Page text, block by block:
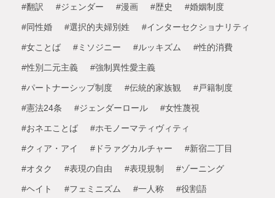
#翻訳 #ジェンダー #漫画 #歴史 #婚姻制度
#同性婚 #選択的夫婦別姓 #インターセクショナリティ
#女ことば #ミソジニー #ルッキズム #性的消費
#性別二元主義 #強制異性愛主義
#パートナーシップ制度 #伝統的家族観 #戸籍制度
#憲法24条 #ジェンダーロール #女性蔑視
#おネエことば #ホモノーマティヴィティ
#クィア・アイ #ドラァグカルチャー #新宿二丁目
#オタク #表現の自由 #表現規制 #ゾーニング
#ヘイト #フェミニズム #一人称 #役割語